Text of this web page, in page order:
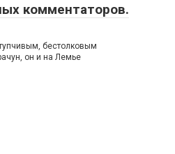
комментаторов.
бестолковым
он и на Лемье